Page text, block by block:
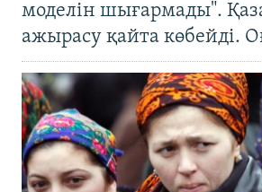
моделін шығармады".
ажырасу қайта көбейді.